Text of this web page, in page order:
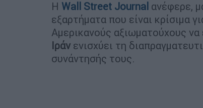
Η Wall Street Journal ανέφερε,
εξαρτήματα που είναι κρίσιμα
Αμερικανούς αξιωματούχους
Ιράν ενισχύει τη
συνάντησής τους.